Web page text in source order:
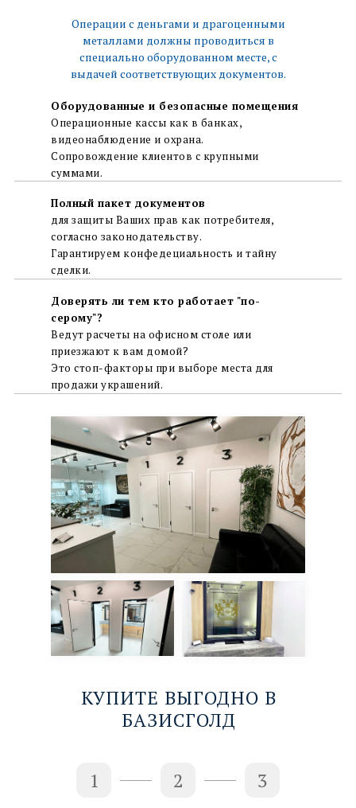
Полный пакет документов
для защиты Ваших прав как потребителя,
согласно законодательству.
Гарантируем конфедециальность и тайну
сделки.
Операции с деньгами и драгоценными
металлами должны проводиться в
специально оборудованном месте, с
выдачей соответствующих документов.
Оборудованные и безопасные помещения
Операционные кассы как в банках,
видеонаблюдение и охрана.
Сопровождение клиентов с крупными
суммами.
Доверять ли тем кто работает "по-
серому"?
Ведут расчеты на офисном столе или
приезжают к вам домой?
Это стоп-факторы при выборе места для
продажи украшений.
1 2 3
КУПИТЕ ВЫГОДНО В
БАЗИСГОЛД